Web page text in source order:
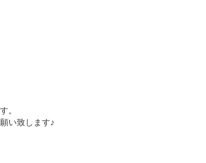
。
い致します♪